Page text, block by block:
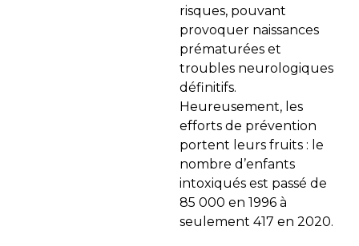
risques, pouvant
provoquer naissances
prématurées et
troubles neurologiques
définitifs.
Heureusement, les
efforts de prévention
portent leurs fruits : le
nombre d’enfants
intoxiqués est passé de
85 000 en 1996 à
seulement 417 en 2020.